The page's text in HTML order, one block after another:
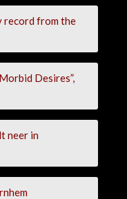
record from the
Desires”,
neer in